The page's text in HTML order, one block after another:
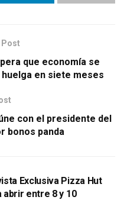
Post
que economía se
en siete meses
con el presidente del
bonos panda
Exclusiva Pizza Hut
abrir entre 8 y 10